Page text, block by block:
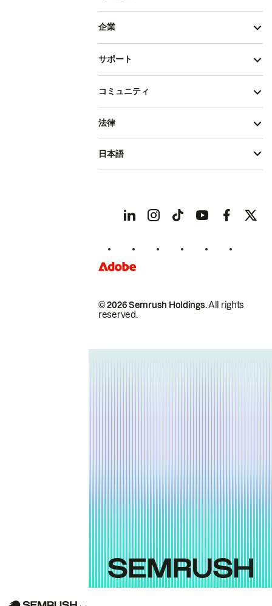
企業
サポート
コミュニティ
© 2026 Semrush Holdings.All rights
reserved.
法律
日本語